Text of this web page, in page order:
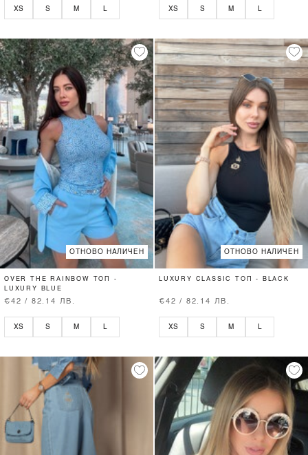
XS S M XS S M
ОТНОВО НАЛИЧЕН
OVER THE RAINBOW ТОП -
LUXURY BLUE
€42 / 82.14 ЛВ.
XS S M L
ОТНОВО НАЛИЧЕН
LUXURY CLASSIC ТОП - BLACK
€42 / 82.14 ЛВ.
XS S M L